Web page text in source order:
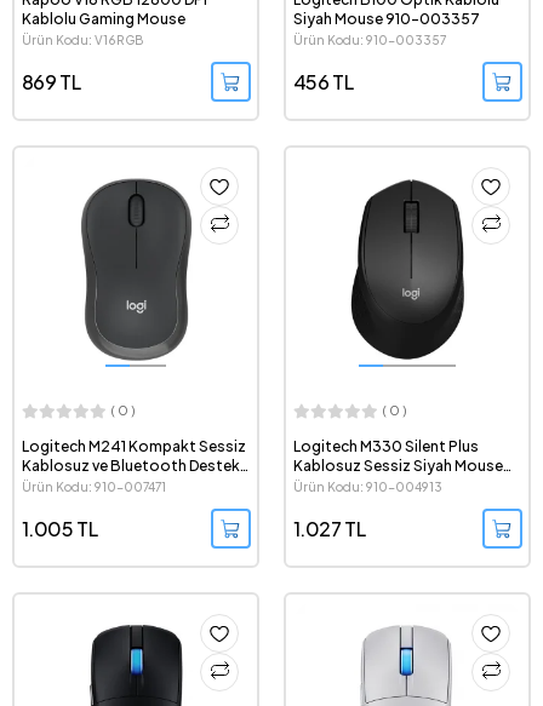
Kablolu Gaming Mouse
Ürün Kodu: V16RGB
869 TL
Siyah Mouse 910-003357
Ürün Kodu: 910-003357
456 TL
( 0 )
Logitech M241 Kompakt Sessiz
Kablosuz ve Bluetooth Destekli
Siyah Mouse 910-007471
Ürün Kodu: 910-007471
1.005 TL
( 0 )
Logitech M330 Silent Plus
Kablosuz Sessiz Siyah Mouse
910-004913
Ürün Kodu: 910-004913
1.027 TL